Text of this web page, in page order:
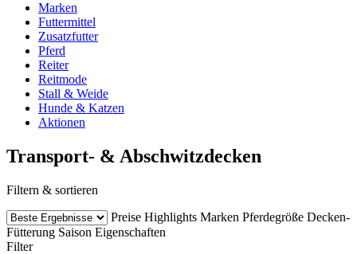
Marken
Futtermittel
Zusatzfutter
Pferd
Reiter
Reitmode
Stall & Weide
Hunde & Katzen
Aktionen
Transport- & Abschwitzdecken
Filtern & sortieren
Preise Highlights Marken Pferdegröße Decken-
Fütterung Saison Eigenschaften
Filter